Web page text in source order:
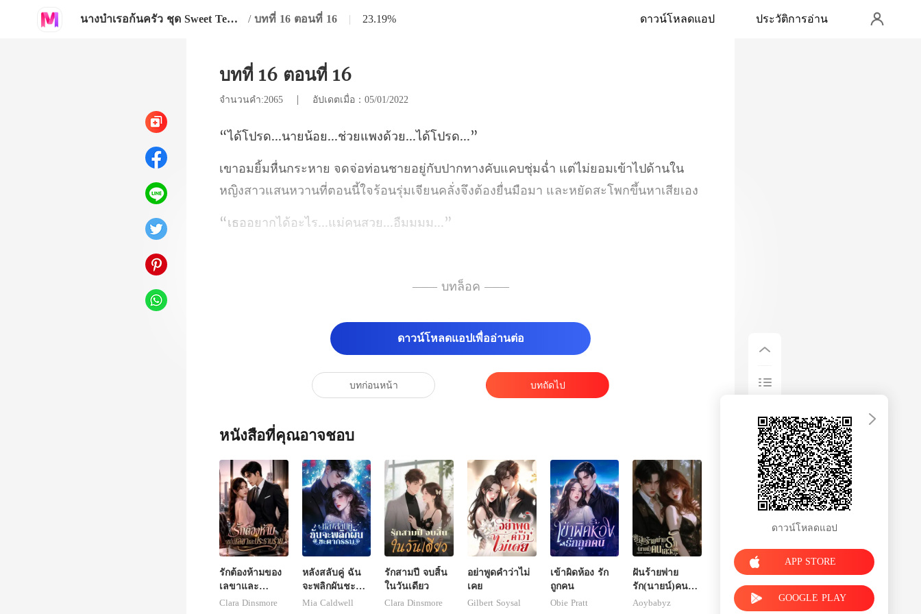
นางบำเรอก้นครัว ชุด Sweet Temptations / บทที่ 16 ตอนที่ 16 | 23.19% ดาวน์โหลดแอป ประวัติการอ่าน
บทที่ 16 ตอนที่ 16
จำนวนคำ:2065 | อัปเดตเมื่อ：05/01/2022
้อย...ช่วยแพงด้
ฉ่ำ แต่ไม่ยอมเข้าไปด้านใน
หญิงสาวแสนหวานที่ตอนนี้ใจร้อน
ไร...แม่คนสวย
—— บทล็อค ——
ดาวน์โหลดแอปเพื่ออ่านต่อ
บทก่อนหน้า บทถัดไป
หนังสือที่คุณอาจชอบ
รักต้องห้ามของ
เลขาและ
ประธานร้าย
Clara Dinsmore
หลังสลับคู่ ฉัน
จะพลิกผันชะตา
กรรม
Mia Caldwell
รักสามปี จบสิ้น
ในวันเดียว
Clara Dinsmore
อย่าพูดคำว่าไม่
เคย
Gilbert Soysal
เข้าผิดห้อง รัก
ถูกคน
Obie Pratt
ฝันร้ายพ่าย
รัก(นายน์)คน
เลว
Aoybabyz
ดาวน์โหลดแอป
APP STORE
GOOGLE PLAY